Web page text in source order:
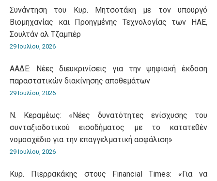
Συνάντηση του Κυρ. Μητσοτάκη με τον υπουργό
Βιομηχανίας και Προηγμένης Τεχνολογίας των ΗΑΕ,
Σουλτάν αλ Τζαμπέρ
29 Ιουλίου, 2026
ΑΑΔΕ: Νέες διευκρινίσεις για την ψηφιακή έκδοση
παραστατικών διακίνησης αποθεμάτων
29 Ιουλίου, 2026
Ν. Κεραμέως: «Νέες δυνατότητες ενίσχυσης του
συνταξιοδοτικού εισοδήματος με το κατατεθέν
νομοσχέδιο για την επαγγελματική ασφάλιση»
29 Ιουλίου, 2026
Κυρ. Πιερρακάκης στους Financial Times: «Για να